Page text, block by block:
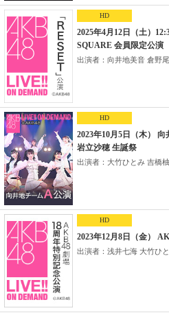
HD
2025年4月12日（土）
SQUARE 会員限定公演
出演者：向井地美音 倉野尾
HD
2023年10月5日（木）
岩立沙穂 生誕祭
出演者：大竹ひとみ 吉橋柚
HD
2023年12月8日（金）
出演者：浅井七海 大竹ひと